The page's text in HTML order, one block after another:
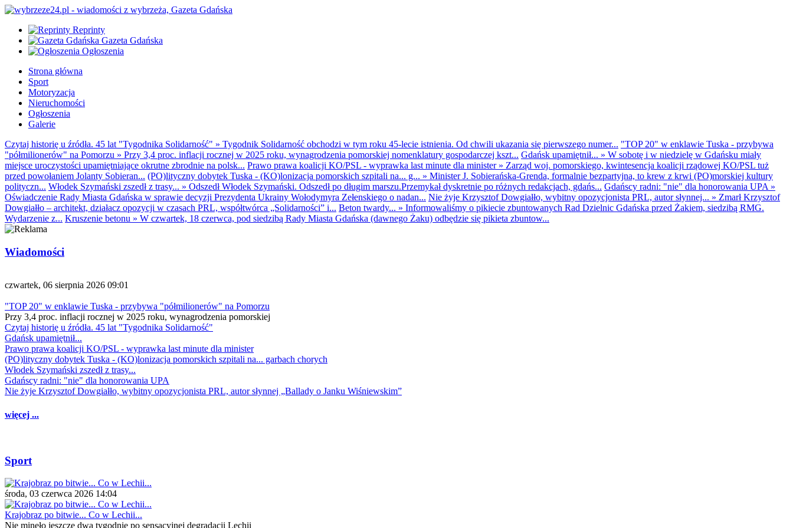
Reprinty
Gazeta Gdańska
Ogłoszenia
Strona główna
Sport
Motoryzacja
Nieruchomości
Ogłoszenia
Galerie
Czytaj historię u źródła. 45 lat "Tygodnika Solidarność" » Tygodnik Solidarność obchodzi w tym roku 45-lecie istnienia. Od chwili ukazania się pierwszego numer... "TOP 20" w enklawie Tuska - przybywa
"półmilionerów" na Pomorzu » Przy 3,4 proc. inflacji rocznej w 2025 roku, wynagrodzenia pomorskiej nomenklatury gospodarczej kszt... Gdańsk upamiętnił... » W sobotę i w niedzielę w Gdańsku miały
miejsce uroczystości upamiętniające okrutne zbrodnie na polsk... Prawo prawa koalicji KO/PSL - wyprawka last minute dla minister» Zarząd woj. pomorskiego, kwintesencja koalicji rządowej KO/PSL tuż
przed powołaniem Jolanty Sobieran... (PO)lityczny dobytek Tuska - (KO)lonizacja pomorskich szpitali na... g... » Minister J. Sobierańska-Grenda, formalnie bezpartyjna, to krew z krwi (PO)morskiej kultury
polityczn... Włodek Szymański zszedł z trasy... » Odszedł Włodek Szymański. Odszedł po długim marszu.Przemykał dyskretnie po różnych redakcjach, gdańs... Gdańscy radni: "nie" dla honorowania UPA »
Oświadczenie Rady Miasta Gdańska w sprawie decyzji Prezydenta Ukrainy Wołodymyra Zełenskiego o nadan... Nie żyje Krzysztof Dowgiałło, wybitny opozycjonista PRL, autor słynnej... » Zmarł Krzysztof
Dowgiałło – architekt, działacz opozycji w czasach PRL, współtwórca „Solidarności” i... Beton twardy... » Informowaliśmy o pikiecie zbuntowanych Rad Dzielnic Gdańska przed Żakiem, siedzibą RMG.
Wydarzenie z... Kruszenie betonu » W czwartek, 18 czerwca, pod siedzibą Rady Miasta Gdańska (dawnego Żaku) odbędzie się pikieta zbuntow...
Wiadomości
czwartek, 06 sierpnia 2026 09:01
"TOP 20" w enklawie Tuska - przybywa "półmilionerów" na Pomorzu
Przy 3,4 proc. inflacji rocznej w 2025 roku, wynagrodzenia pomorskiej
Czytaj historię u źródła. 45 lat "Tygodnika Solidarność"
Gdańsk upamiętnił...
Prawo prawa koalicji KO/PSL - wyprawka last minute dla minister
(PO)lityczny dobytek Tuska - (KO)lonizacja pomorskich szpitali na... garbach chorych
Włodek Szymański zszedł z trasy...
Gdańscy radni: "nie" dla honorowania UPA
Nie żyje Krzysztof Dowgiałło, wybitny opozycjonista PRL, autor słynnej „Ballady o Janku Wiśniewskim”
więcej ...
Sport
środa, 03 czerwca 2026 14:04
Krajobraz po bitwie... Co w Lechii...
Nie minęło jeszcze dwa tygodnie po sensacyjnej degradacji Lechii